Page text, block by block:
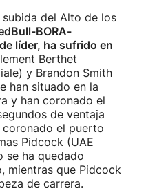
del Alto de los
BORA-
líder, ha sufrido en
Berthet
y Brandon Smith
han situado en la
y han coronado el
de ventaja
coronado el puerto
Pidcock (UAE
se ha quedado
mientras que Pidcock
de carrera.